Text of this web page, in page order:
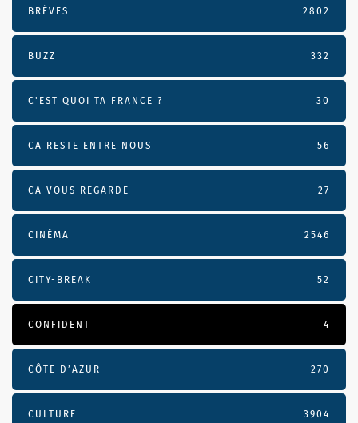
BRÈVES 2802
BUZZ 332
C'EST QUOI TA FRANCE ? 30
CA RESTE ENTRE NOUS 56
CA VOUS REGARDE 27
CINÉMA 2546
CITY-BREAK 52
CONFIDENT 4
CÔTE D’AZUR 270
CULTURE 3904